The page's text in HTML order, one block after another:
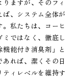
ますが、そのフィ
、システム全体が
私たちは、コーヒ
ではなく、徹底し
能付き消臭剤」と
れば、潔くその日
ィレベルを維持す